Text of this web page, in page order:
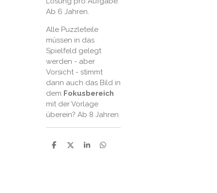
Ab 6 Jahren.
Alle Puzzleteile
müssen in das
Spielfeld gelegt
werden - aber
Vorsicht - stimmt
dann auch das Bild in
dem Fokusbereich
mit der Vorlage
überein? Ab 8 Jahren
P
P
P
P